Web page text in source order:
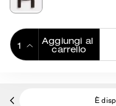
Aggiungi al
carrello
È disponibile